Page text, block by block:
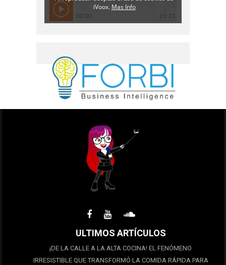
ULTIMOS ARTÍCULOS
¡DE LA CALLE A LA ALTA COCINA! EL FENÓMENO
IRRESISTIBLE QUE TRANSFORMÓ LA COMIDA RÁPIDA PARA